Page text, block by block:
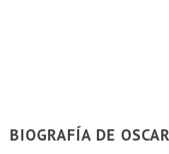
BIOGRAFÍA DE